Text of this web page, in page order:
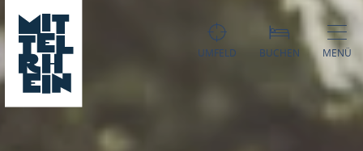
UMFELD BUCHEN MENÜ